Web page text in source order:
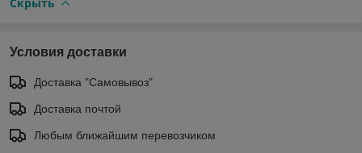
Условия доставки
Доставка "Самовывоз"
Доставка почтой
Любым ближайшим перевозчиком